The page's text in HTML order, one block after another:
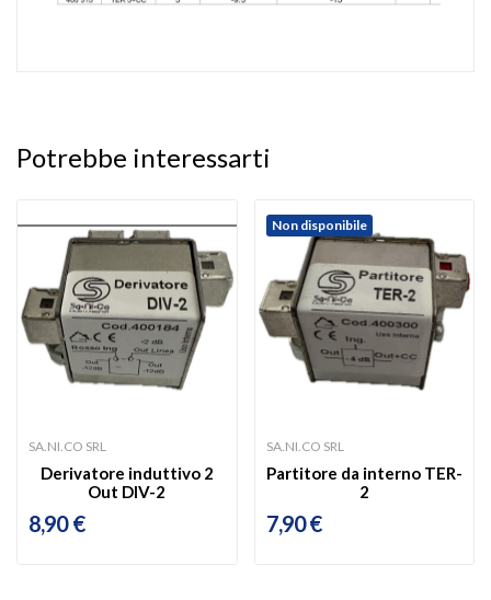
Potrebbe interessarti
SA.NI.CO SRL
Derivatore induttivo 2
Out DIV-2
8,90 €
Non disponibile
SA.NI.CO SRL
Partitore da interno TER-
2
7,90 €